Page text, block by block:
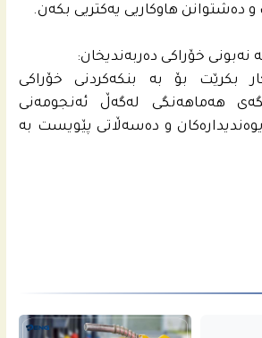
ده‌شتوانن هاوكاریی یه‌كتریی بكه‌ن.
بکرێت بۆ بە بنکەکردنی خۆراکی
هەماهەنگی لەگەڵ ئەنجومەنی
و دەسەڵاتی پێویست بە